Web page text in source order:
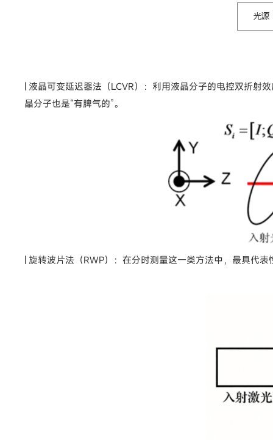
| 液晶可变延迟器法（LCVR）：利用液晶分子的电控双折
晶分子也是“有脾气的”。
| 旋转波片法（RWP）：在分时测量这一类方法中，最具代